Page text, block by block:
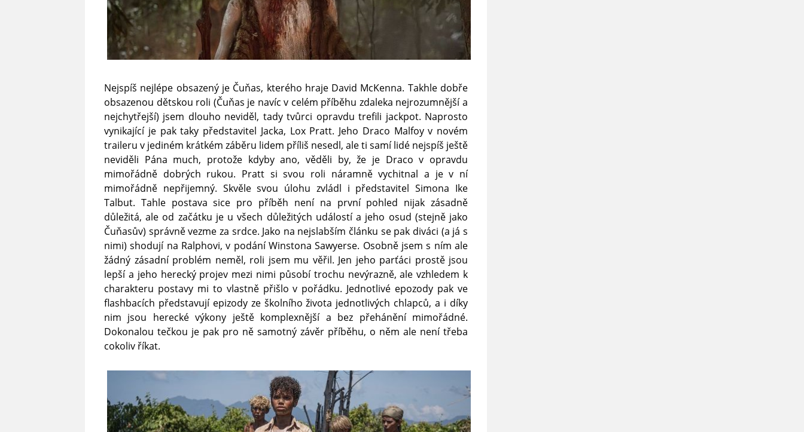
Nejspíš nejlépe obsazený je Čuňas, kterého hraje David McKenna. Takhle dobře
obsazenou dětskou roli (Čuňas je navíc v celém příběhu zdaleka nejrozumnější a
nejchytřejší) jsem dlouho neviděl, tady tvůrci opravdu trefili jackpot. Naprosto
vynikající je pak taky představitel Jacka, Lox Pratt. Jeho Draco Malfoy v novém
traileru v jediném krátkém záběru lidem příliš nesedl, ale ti samí lidé nejspíš ještě
neviděli Pána much, protože kdyby ano, věděli by, že je Draco v opravdu
mimořádně dobrých rukou. Pratt si svou roli náramně vychitnal a je v ní
mimořádně nepřijemný. Skvěle svou úlohu zvládl i představitel Simona Ike
Talbut. Tahle postava sice pro příběh není na první pohled nijak zásadně
důležitá, ale od začátku je u všech důležitých událostí a jeho osud (stejně jako
Čuňasův) správně vezme za srdce. Jako na nejslabším článku se pak diváci (a já s
nimi) shodují na Ralphovi, v podání Winstona Sawyerse. Osobně jsem s ním ale
žádný zásadní problém neměl, roli jsem mu věřil. Jen jeho parťáci prostě jsou
lepší a jeho herecký projev mezi nimi působí trochu nevýrazně, ale vzhledem k
charakteru postavy mi to vlastně přišlo v pořádku. Jednotlivé epozody pak ve
flashbacích představují epizody ze školního života jednotlivých chlapců, a i díky
nim jsou herecké výkony ještě komplexnější a bez přehánění mimořádné.
Dokonalou tečkou je pak pro ně samotný závěr příběhu, o něm ale není třeba
cokoliv říkat.